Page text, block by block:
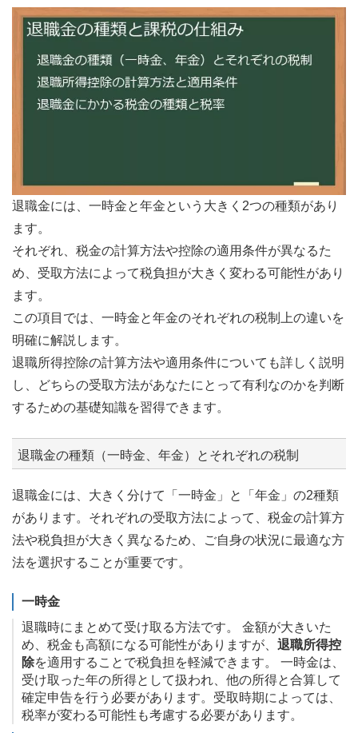
退職金には、一時金と年金という大きく2つの種類があり
ます。
それぞれ、税金の計算方法や控除の適用条件が異なるた
め、受取方法によって税負担が大きく変わる可能性があり
ます。
この項目では、一時金と年金のそれぞれの税制上の違いを
明確に解説します。
退職所得控除の計算方法や適用条件についても詳しく説明
し、どちらの受取方法があなたにとって有利なのかを判断
するための基礎知識を習得できます。
退職金の種類（一時金、年金）とそれぞれの税制
退職金には、大きく分けて「一時金」と「年金」の2種類
があります。それぞれの受取方法によって、税金の計算方
法や税負担が大きく異なるため、ご自身の状況に最適な方
法を選択することが重要です。
一時金
退職時にまとめて受け取る方法です。 金額が大きいた
め、税金も高額になる可能性がありますが、 退職所得控
除を適用することで税負担を軽減できます。 一時金は、
受け取った年の所得として扱われ、他の所得と合算して
確定申告を行う必要があります。受取時期によっては、
税率が変わる可能性も考慮する必要があります。